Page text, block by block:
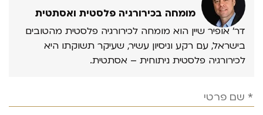
מומחה בכירורגיה פלסטית ואסתטית
דר’ אופיר שיין הוא מומחה לכירורגיה פלסטית מהטובים
בישראל, עם רקע וניסיון עשיר, שעיקר תשוקתו היא
לכירורגיה פלסטית ניתוחית – אסתטית.